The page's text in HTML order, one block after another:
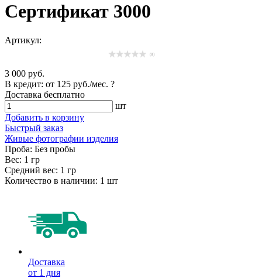
Сертификат 3000
Артикул:
(0)
3 000 руб.
В кредит: от 125 руб./мес. ?
Доставка бесплатно
шт
Добавить в корзину
Быстрый заказ
Живые фотографии изделия
Проба: Без пробы
Вес: 1 гр
Средний вес: 1 гр
Количество в наличии: 1 шт
Доставка
от 1 дня